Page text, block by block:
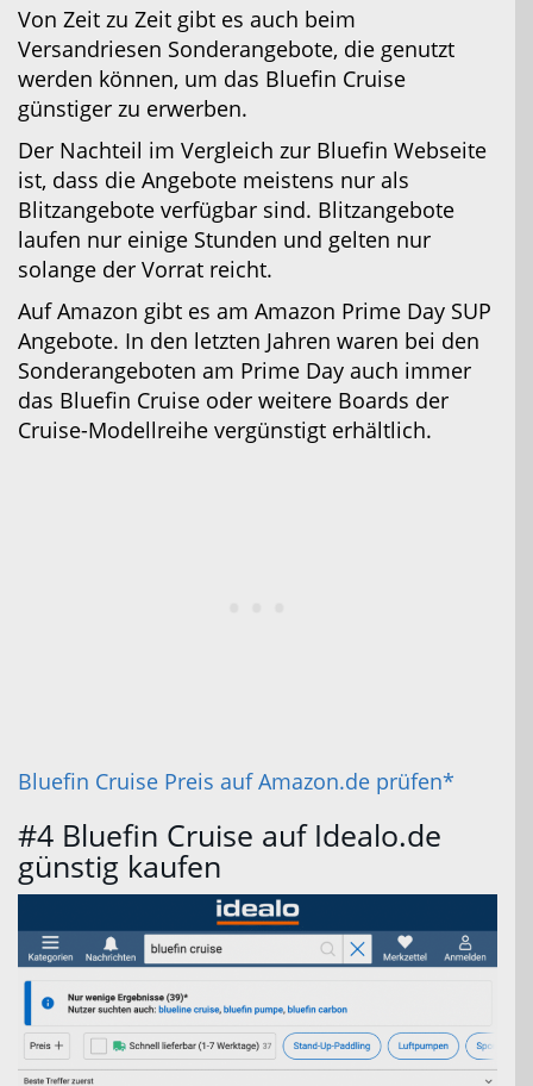
Von Zeit zu Zeit gibt es auch beim
Versandriesen Sonderangebote, die genutzt
werden können, um das Bluefin Cruise
günstiger zu erwerben.
Der Nachteil im Vergleich zur Bluefin Webseite
ist, dass die Angebote meistens nur als
Blitzangebote verfügbar sind. Blitzangebote
laufen nur einige Stunden und gelten nur
solange der Vorrat reicht.
Auf Amazon gibt es am Amazon Prime Day SUP
Angebote. In den letzten Jahren waren bei den
Sonderangeboten am Prime Day auch immer
das Bluefin Cruise oder weitere Boards der
Cruise-Modellreihe vergünstigt erhältlich.
Bluefin Cruise Preis auf Amazon.de prüfen*
#4 Bluefin Cruise auf Idealo.de
günstig kaufen